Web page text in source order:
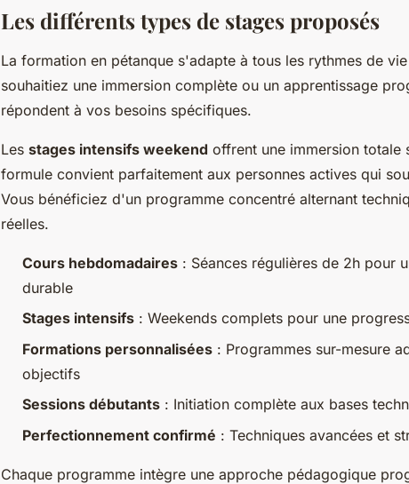
Les différents types de stages proposés
La formation en pétanque s'adapte à tous les rythmes de
souhaitiez une immersion complète ou un apprentissage
répondent à vos besoins spécifiques.
Les stages intensifs weekend offrent une immersion totale
formule convient parfaitement aux personnes actives qui
Vous bénéficiez d'un programme concentré alternant
réelles.
Cours hebdomadaires : Séances régulières de 2h pour
durable
Stages intensifs : Weekends complets pour une
Formations personnalisées : Programmes sur-mesure
objectifs
Sessions débutants : Initiation complète aux bases
Perfectionnement confirmé : Techniques avancées et
Chaque programme intègre une approche pédagogique